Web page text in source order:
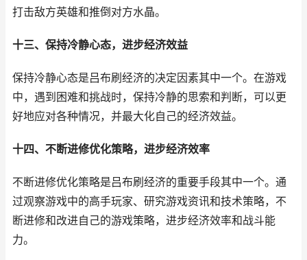
打击敌方英雄和推倒对方水晶。
十三、保持冷静心态，进步经济效益
保持冷静心态是吕布刷经济的决定因素其中一个。在游戏
中，遇到困难和挑战时，保持冷静的思索和判断，可以更
好地应对各种情况，并最大化自己的经济效益。
十四、不断进修优化策略，进步经济效率
不断进修优化策略是吕布刷经济的重要手段其中一个。通
过观察游戏中的高手玩家、研究游戏资讯和技术策略，不
断进修和改进自己的游戏策略，进步经济效率和战斗能
力。